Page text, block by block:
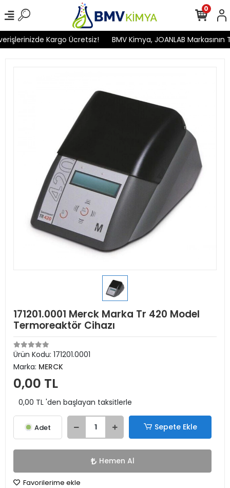
Kargo Ücretsiz! BMV Kimya, JOANLAB
0
171201.0001 Merck Marka Tr 420 Model
Termoreaktör Cihazı
Ürün Kodu: 171201.0001
Marka: MERCK
0,00 TL
0,00 TL 'den başlayan taksitlerle
Adet Sepete Ekle
Hemen Al
Favorilerime ekle